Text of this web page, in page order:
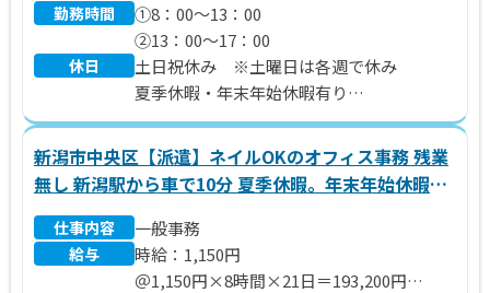
勤務時間
①8：00～13：00
②13：00～17：00
休日
土日祝休み ※土曜日は各週で休み
夏季休暇・年末年始休暇有り
年間休日110日
新潟市中央区【派遣】ネイルOKのオフィス事務 残業
無し 新潟駅から車で10分 夏季休暇。年末年始休暇有
り
仕事内容 一般事務
給与
時給：1,150円
＠1,150円×8時間×21日＝193,200円